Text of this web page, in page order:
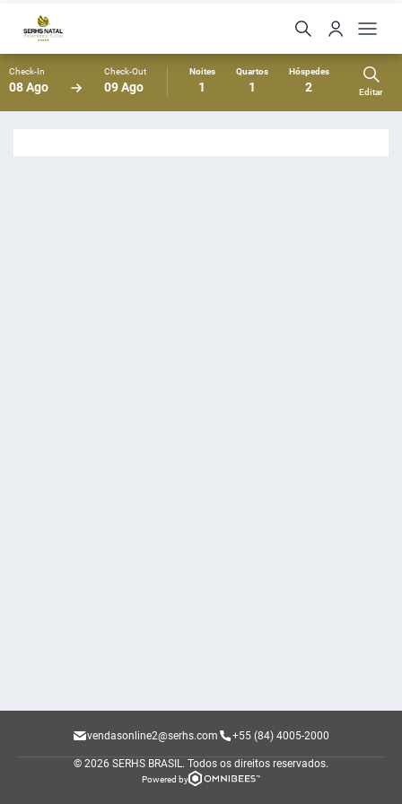
Check-In
08 Ago
Check-Out
09 Ago
Noites
1
Quartos
1
Hóspedes
2 Editar
vendasonline2@serhs.com +55 (84) 4005-2000
© 2026 SERHS BRASIL. Todos os direitos reservados.
Powered by